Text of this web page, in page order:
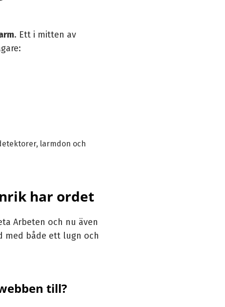
. Ett i mitten av
larmdon och
har ordet
Arbeten och nu även
med både ett lugn och
till?